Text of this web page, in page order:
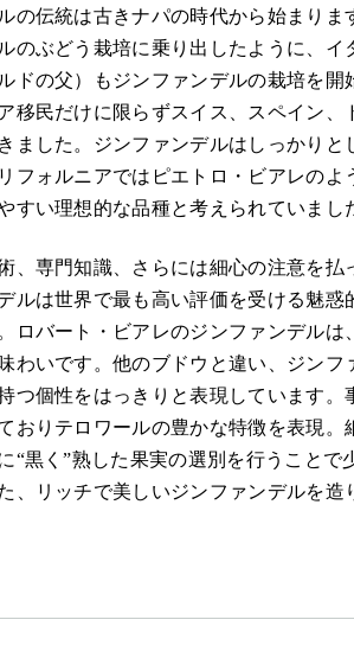
の伝統は古きナパの時代から始まりま
のぶどう栽培に乗り出したように、イ
ドの父）もジンファンデルの栽培を開
移民だけに限らずスイス、スペイン、
ました。ジンファンデルはしっかりと
フォルニアではピエトロ・ビアレのよ
すい理想的な品種と考えられていまし
、専門知識、さらには細心の注意を払
ルは世界で最も高い評価を受ける魅惑
ロバート・ビアレのジンファンデルは
わいです。他のブドウと違い、ジンフ
つ個性をはっきりと表現しています。
おりテロワールの豊かな特徴を表現。
“黒く”熟した果実の選別を行うことで
、リッチで美しいジンファンデルを造